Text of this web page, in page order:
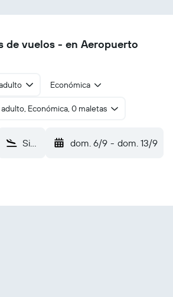
de vuelos - en Aeropuerto
Económica
adulto, Económica, 0 maletas
Sibiu (SBZ) dom. 6/9 - dom. 13/9